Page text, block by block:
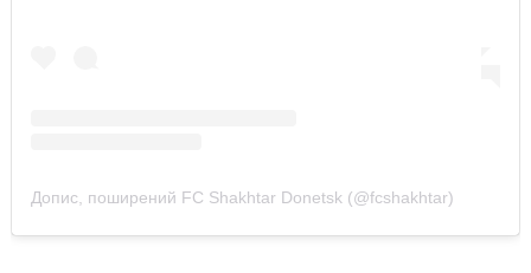
Допис, поширений FC Shakhtar Donetsk (@fcshakhtar)